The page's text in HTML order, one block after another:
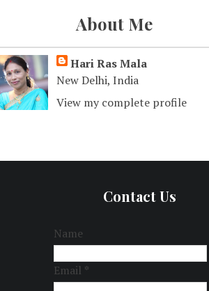
About Me
Hari Ras Mala
New Delhi, India
View my complete profile
Contact Us
Name
Email *